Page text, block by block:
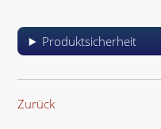
Produktsicherheit
Zurück